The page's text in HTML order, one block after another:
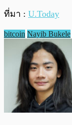
ที่มา : U.Today
bitcoin Nayib Bukele